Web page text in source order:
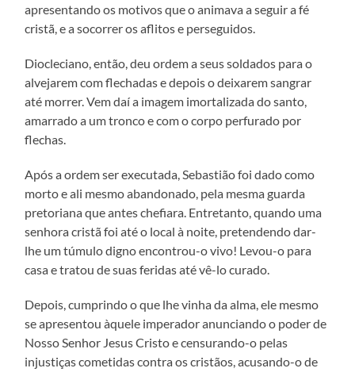
apresentando os motivos que o animava a seguir a fé
cristã, e a socorrer os aflitos e perseguidos.
Diocleciano, então, deu ordem a seus soldados para o
alvejarem com flechadas e depois o deixarem sangrar
até morrer. Vem daí a imagem imortalizada do santo,
amarrado a um tronco e com o corpo perfurado por
flechas.
Após a ordem ser executada, Sebastião foi dado como
morto e ali mesmo abandonado, pela mesma guarda
pretoriana que antes chefiara. Entretanto, quando uma
senhora cristã foi até o local à noite, pretendendo dar-
lhe um túmulo digno encontrou-o vivo! Levou-o para
casa e tratou de suas feridas até vê-lo curado.
Depois, cumprindo o que lhe vinha da alma, ele mesmo
se apresentou àquele imperador anunciando o poder de
Nosso Senhor Jesus Cristo e censurando-o pelas
injustiças cometidas contra os cristãos, acusando-o de